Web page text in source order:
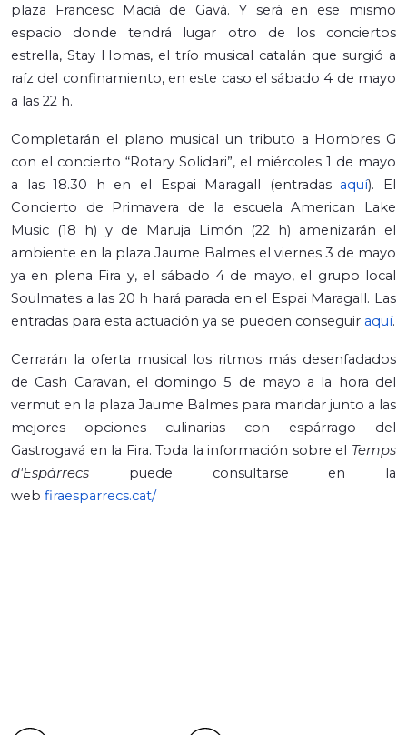
plaza Francesc Macià de Gavà. Y será en ese mismo
espacio donde tendrá lugar otro de los conciertos
estrella, Stay Homas, el trío musical catalán que surgió a
raíz del confinamiento, en este caso el sábado 4 de mayo
a las 22 h.
Completarán el plano musical un tributo a Hombres G
con el concierto “Rotary Solidari”, el miércoles 1 de mayo
a las 18.30 h en el Espai Maragall (entradas aquí). El
Concierto de Primavera de la escuela American Lake
Music (18 h) y de Maruja Limón (22 h) amenizarán el
ambiente en la plaza Jaume Balmes el viernes 3 de mayo
ya en plena Fira y, el sábado 4 de mayo, el grupo local
Soulmates a las 20 h hará parada en el Espai Maragall. Las
entradas para esta actuación ya se pueden conseguir aquí.
Cerrarán la oferta musical los ritmos más desenfadados
de Cash Caravan, el domingo 5 de mayo a la hora del
vermut en la plaza Jaume Balmes para maridar junto a las
mejores opciones culinarias con espárrago del
Gastrogavá en la Fira. Toda la información sobre el Temps
d'Espàrrecs puede consultarse en la
web firaesparrecs.cat/